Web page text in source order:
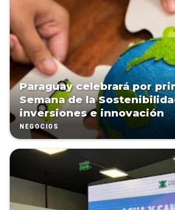
Paraguay celebrará por
Semana de la
inversiones e innovación
NEGOCIOS